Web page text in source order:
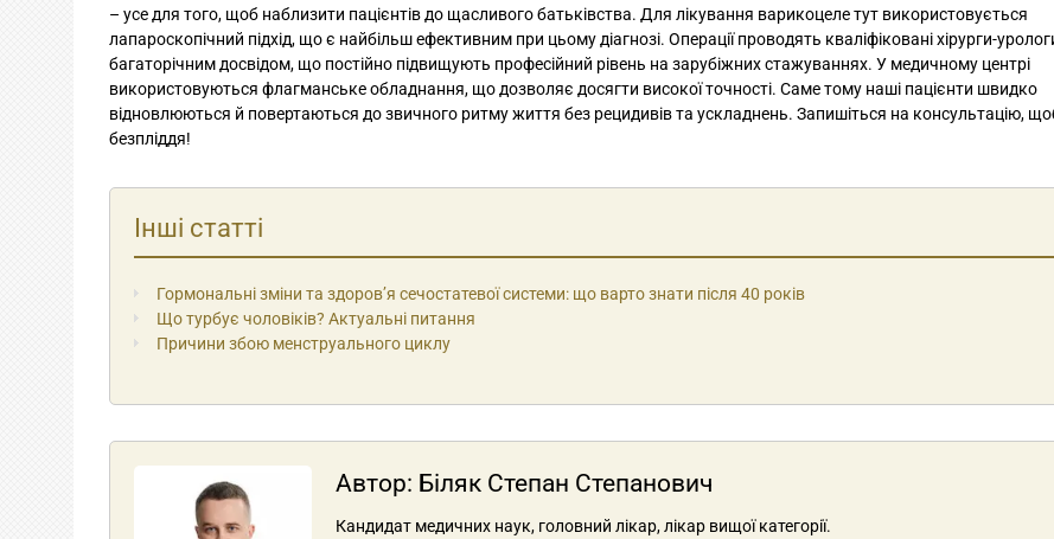
– усе для того, щоб наблизити пацієнтів до щасливого батьківства. Для лікування варикоцеле тут використовується
лапароскопічний підхід, що є найбільш ефективним при цьому діагнозі. Операції проводять кваліфіковані хірурги-
багаторічним досвідом, що постійно підвищують професійний рівень на зарубіжних стажуваннях. У медичному центрі
використовуються флагманське обладнання, що дозволяє досягти високої точності. Саме тому наші пацієнти швидко
відновлюються й повертаються до звичного ритму життя без рецидивів та ускладнень. Запишіться на консультацію,
безпліддя!
Інші статті
Гормональні зміни та здоров’я сечостатевої системи: що варто знати після 40 років
Що турбує чоловіків? Актуальні питання
Причини збою менструального циклу
Автор: Біляк Степан Степанович
Кандидат медичних наук, головний лікар, лікар вищої категорії.